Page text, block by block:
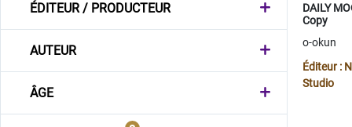
ÉDITEUR / PRODUCTEUR
AUTEUR
ÂGE
DAILY
Copy
o-okun
Éditeur :
Studio